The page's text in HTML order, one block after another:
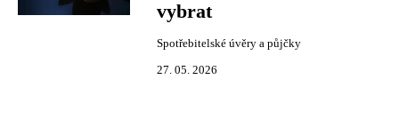
vybrat
Spotřebitelské úvěry a půjčky
27. 05. 2026